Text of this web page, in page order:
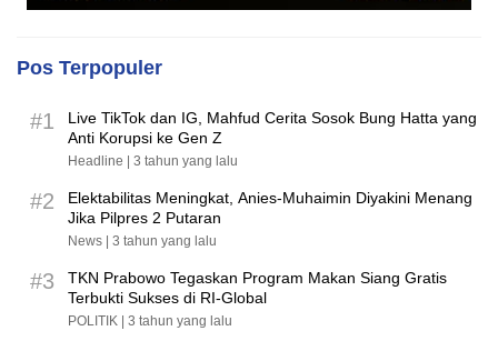
Pos Terpopuler
#1
Live TikTok dan IG, Mahfud Cerita Sosok Bung Hatta yang
Anti Korupsi ke Gen Z
Headline | 3 tahun yang lalu
#2
Elektabilitas Meningkat, Anies-Muhaimin Diyakini Menang
Jika Pilpres 2 Putaran
News | 3 tahun yang lalu
#3
TKN Prabowo Tegaskan Program Makan Siang Gratis
Terbukti Sukses di RI-Global
POLITIK | 3 tahun yang lalu